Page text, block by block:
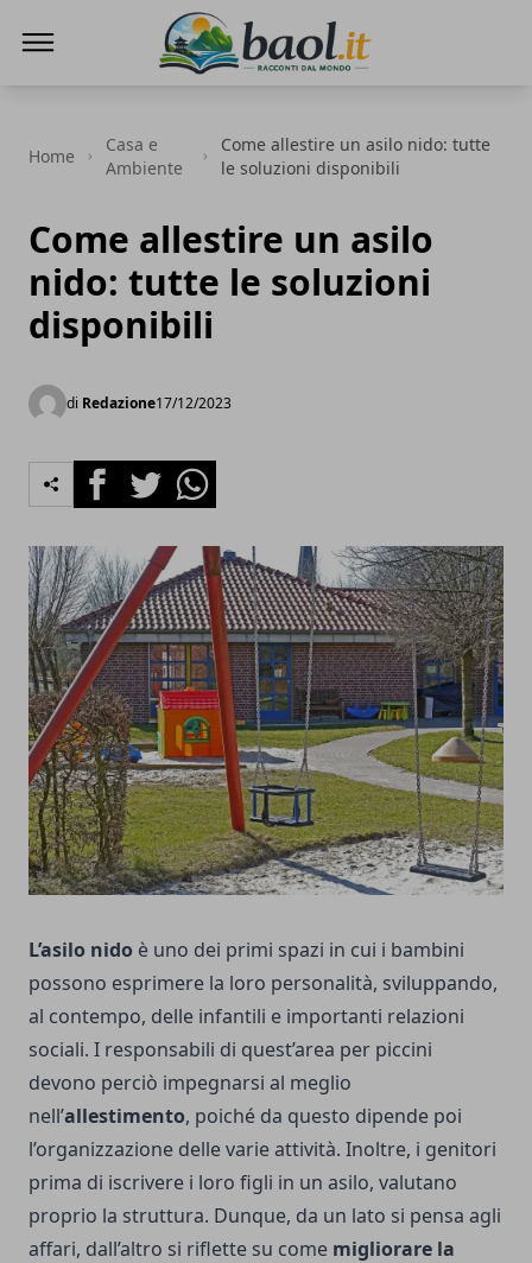
Home
Casa e
Ambiente
Come allestire un asilo nido: tutte
le soluzioni disponibili
Come allestire un asilo
nido: tutte le soluzioni
disponibili
di Redazione17/12/2023
FacebookTwitterWhatsapp
L’asilo nido è uno dei primi spazi in cui i bambini
possono esprimere la loro personalità, sviluppando,
al contempo, delle infantili e importanti relazioni
sociali. I responsabili di quest’area per piccini
devono perciò impegnarsi al meglio
nell’allestimento, poiché da questo dipende poi
l’organizzazione delle varie attività. Inoltre, i genitori
prima di iscrivere i loro figli in un asilo, valutano
proprio la struttura. Dunque, da un lato si pensa agli
affari, dall’altro si riflette su come migliorare la